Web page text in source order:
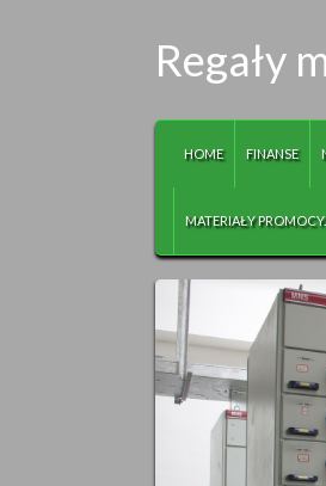
Regały
HOME FINANSE
MATERIAŁY